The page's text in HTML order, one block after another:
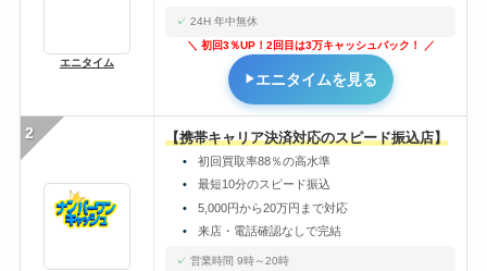
エニタイム
24H 年中無休
初回3％UP！2回目は3万キャッシュバック！
エニタイムを見る
2 【携帯キャリア決済対応のスピード振込店】
初回買取率88％の高水準
最短10分のスピード振込
5,000円から20万円まで対応
来店・電話確認なしで完結
営業時間 9時～20時